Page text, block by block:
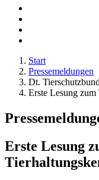
Start
Pressemeldungen
Dt. Tierschutzbund
Erste Lesung zum
Erste Lesung